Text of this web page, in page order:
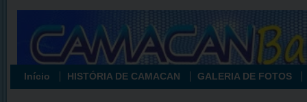
Início HISTÓRIA DE CAMACAN GALERIA DE FOTOS